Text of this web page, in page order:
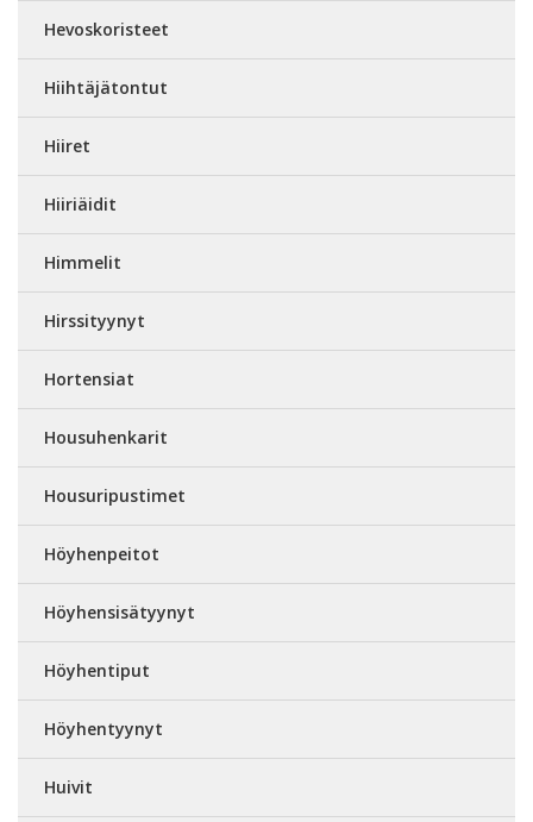
Hevoskoristeet
Hiihtäjätontut
Hiiret
Hiiriäidit
Himmelit
Hirssityynyt
Hortensiat
Housuhenkarit
Housuripustimet
Höyhenpeitot
Höyhensisätyynyt
Höyhentiput
Höyhentyynyt
Huivit